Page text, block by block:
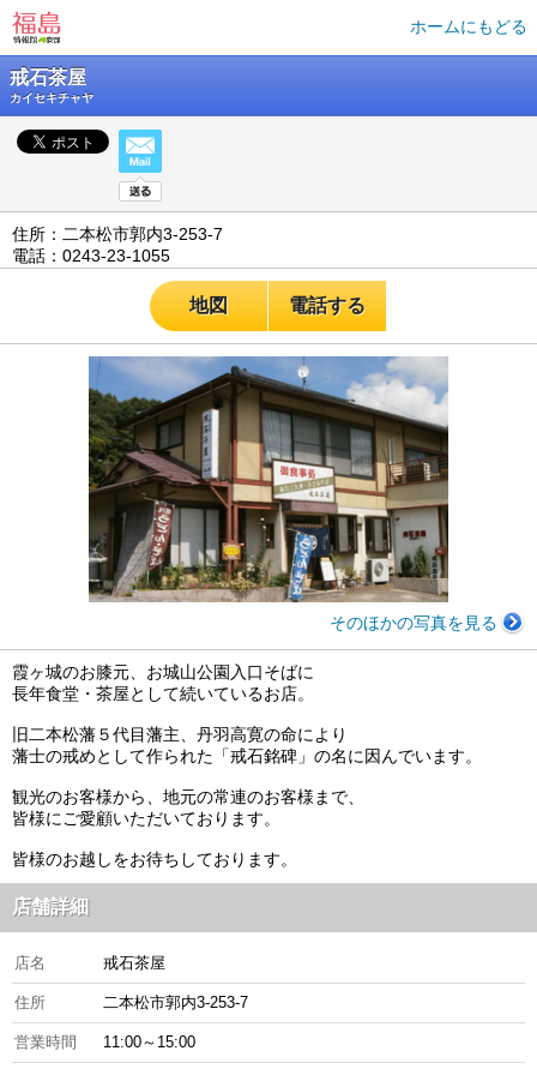
ホームにもどる
戒石茶屋
カイセキチャヤ
住所：二本松市郭内3-253-7
電話：0243-23-1055
地図 電話する
そのほかの写真を見る
霞ヶ城のお膝元、お城山公園入口そばに
長年食堂・茶屋として続いているお店。
旧二本松藩５代目藩主、丹羽高寛の命により
藩士の戒めとして作られた「戒石銘碑」の名に因んでいます。
観光のお客様から、地元の常連のお客様まで、
皆様にご愛顧いただいております。
皆様のお越しをお待ちしております。
店舗詳細
店名 戒石茶屋
住所 二本松市郭内3-253-7
営業時間 11:00～15:00